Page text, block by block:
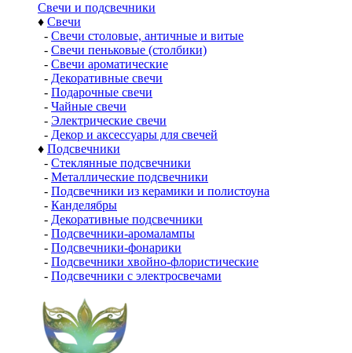
Свечи и подсвечники
♦ Свечи
- Свечи столовые, античные и витые
- Свечи пеньковые (столбики)
- Свечи ароматические
- Декоративные свечи
- Подарочные свечи
- Чайные свечи
- Электрические свечи
- Декор и аксессуары для свечей
♦ Подсвечники
- Стеклянные подсвечники
- Металлические подсвечники
- Подсвечники из керамики и полистоуна
- Канделябры
- Декоративные подсвечники
- Подсвечники-аромалампы
- Подсвечники-фонарики
- Подсвечники хвойно-флористические
- Подсвечники с электросвечами